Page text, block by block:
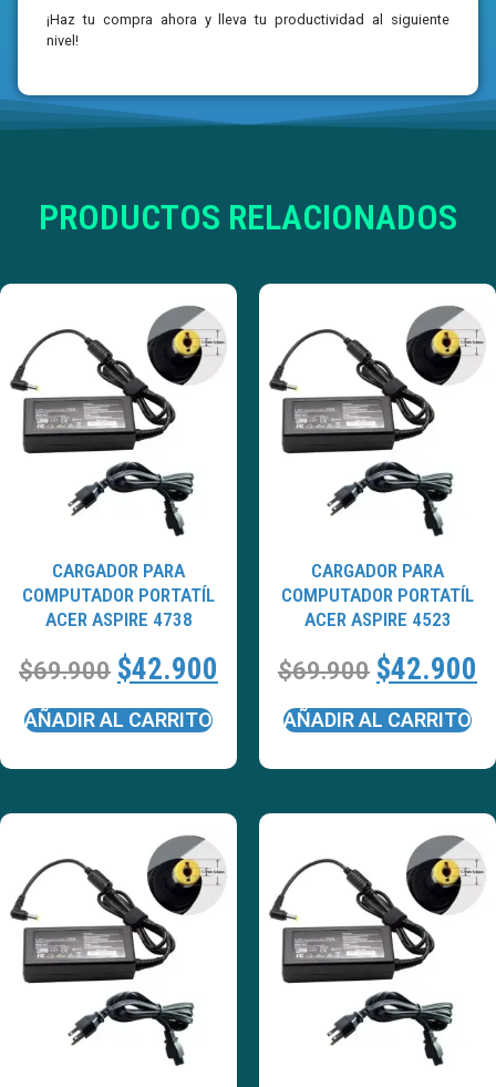
¡Haz tu compra ahora y lleva tu productividad al siguiente
nivel!
PRODUCTOS RELACIONADOS
CARGADOR PARA
COMPUTADOR PORTATÍL
ACER ASPIRE 4738
$69.900 $42.900
AÑADIR AL CARRITO
CARGADOR PARA
COMPUTADOR PORTATÍL
ACER ASPIRE 4523
$69.900 $42.900
AÑADIR AL CARRITO